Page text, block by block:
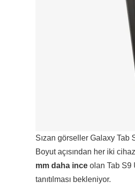
Sızan görseller Galaxy
Boyut açısından her iki
mm daha ince olan Tab S9
tanıtılması bekleniyor.